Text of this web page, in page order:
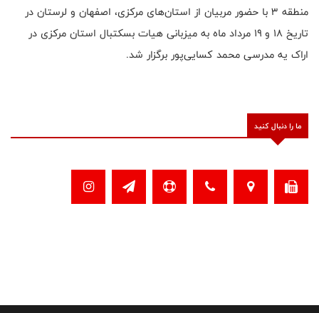
منطقه ۳ با حضور مربیان از استان‌های مرکزی، اصفهان و لرستان در
تاریخ ۱۸ و ۱۹ مرداد‌ ماه به میزبانی هیات بسکتبال استان مرکزی در
اراک یه مدرسی محمد کسایی‌پور برگزار شد.
ما را دنبال کنید